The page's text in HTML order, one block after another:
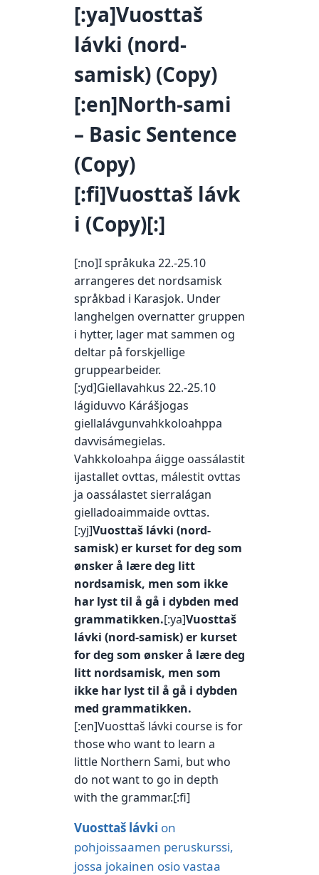
[:ya]Vuosttaš
lávki (nord-
samisk) (Copy)
[:en]North-sami
– Basic Sentence
(Copy)
[:fi]Vuosttaš lávk
i (Copy)[:]
[:no]I språkuka 22.-25.10
arrangeres det nordsamisk
språkbad i Karasjok. Under
langhelgen overnatter gruppen
i hytter, lager mat sammen og
deltar på forskjellige
gruppearbeider.
[:yd]Giellavahkus 22.-25.10
lágiduvvo Kárášjogas
giellalávgunvahkkoloahppa
davvisámegielas.
Vahkkoloahpa áigge oassálastit
ijastallet ovttas, málestit ovttas
ja oassálastet sierralágan
gielladoaimmaide ovttas.
[:yj]Vuosttaš lávki (nord-
samisk) er kurset for deg som
ønsker å lære deg litt
nordsamisk, men som ikke
har lyst til å gå i dybden med
grammatikken.[:ya]Vuosttaš
lávki (nord-samisk) er kurset
for deg som ønsker å lære deg
litt nordsamisk, men som
ikke har lyst til å gå i dybden
med grammatikken.
[:en]Vuosttaš lávki course is for
thosewho want to learn a
little Northern Sami, butwho
do notwant to go in depth
with the grammar.[:fi]
Vuosttaš lávki on
pohjoissaamen peruskurssi,
jossa jokainen osio vastaa